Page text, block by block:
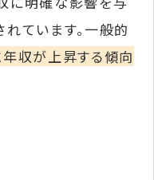
ています。​一般的
収が上昇する傾向